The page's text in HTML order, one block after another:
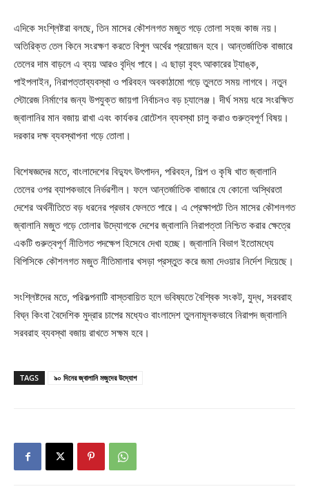
এদিকে সংশ্লিষ্টরা বলছে, তিন মাসের কৌশলগত মজুত গড়ে তোলা সহজ কাজ নয়।
অতিরিক্ত তেল কিনে সংরক্ষণ করতে বিপুল অর্থের প্রয়োজন হবে। আন্তর্জাতিক বাজারে
তেলের দাম বাড়লে এ ব্যয় আরও বৃদ্ধি পাবে। এ ছাড়া বৃহৎ আকারের ট্যাঙ্ক,
পাইপলাইন, নিরাপত্তাব্যবস্থা ও পরিবহন অবকাঠামো গড়ে তুলতে সময় লাগবে। নতুন
স্টোরেজ নির্মাণের জন্য উপযুক্ত জায়গা নির্বাচনও বড় চ্যালেঞ্জ। দীর্ঘ সময় ধরে সংরক্ষিত
জ্বালানির মান বজায় রাখা এবং কার্যকর রোটেশন ব্যবস্থা চালু করাও গুরুত্বপূর্ণ বিষয়।
দরকার দক্ষ ব্যবস্থাপনা গড়ে তোলা।
বিশেষজ্ঞদের মতে, বাংলাদেশের বিদ্যুৎ উৎপাদন, পরিবহন, শিল্প ও কৃষি খাত জ্বালানি
তেলের ওপর ব্যাপকভাবে নির্ভরশীল। ফলে আন্তর্জাতিক বাজারে যে কোনো অস্থিরতা
দেশের অর্থনীতিতে বড় ধরনের প্রভাব ফেলতে পারে। এ প্রেক্ষাপটে তিন মাসের কৌশলগত
জ্বালানি মজুত গড়ে তোলার উদ্যোগকে দেশের জ্বালানি নিরাপত্তা নিশ্চিত করার ক্ষেত্রে
একটি গুরুত্বপূর্ণ নীতিগত পদক্ষেপ হিসেবে দেখা হচ্ছে। জ্বালানি বিভাগ ইতোমধ্যে
বিপিসিকে কৌশলগত মজুত নীতিমালার খসড়া প্রস্তুত করে জমা দেওয়ার নির্দেশ দিয়েছে।
সংশ্লিষ্টদের মতে, পরিকল্পনাটি বাস্তবায়িত হলে ভবিষ্যতে বৈশ্বিক সংকট, যুদ্ধ, সরবরাহ
বিঘ্ন কিংবা বৈদেশিক মুদ্রার চাপের মধ্যেও বাংলাদেশ তুলনামূলকভাবে নিরাপদ জ্বালানি
সরবরাহ ব্যবস্থা বজায় রাখতে সক্ষম হবে।
TAGS ৯০ দিনের জ্বালানি মজুদের উদ্যোগ